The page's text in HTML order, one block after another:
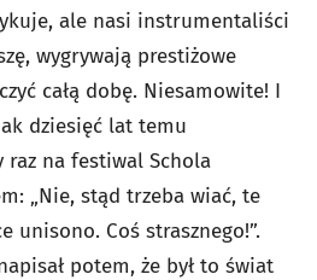
ale nasi instrumentaliści
wygrywają prestiżowe
całą dobę. Niesamowite! I
dziesięć lat temu
raz na festiwal Schola
„Nie, stąd trzeba wiać, te
unisono. Coś strasznego!”.
potem, że był to świat